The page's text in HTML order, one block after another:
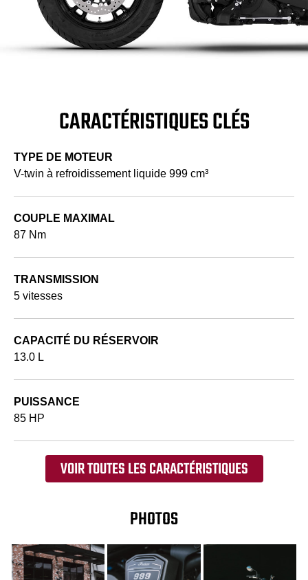
CARACTÉRISTIQUES CLÉS
TYPE DE MOTEUR
V-twin à refroidissement liquide 999 cm³
COUPLE MAXIMAL
87 Nm
TRANSMISSION
5 vitesses
CAPACITÉ DU RÉSERVOIR
13.0 L
PUISSANCE
85 HP
VOIR TOUTES LES CARACTÉRISTIQUES
PHOTOS